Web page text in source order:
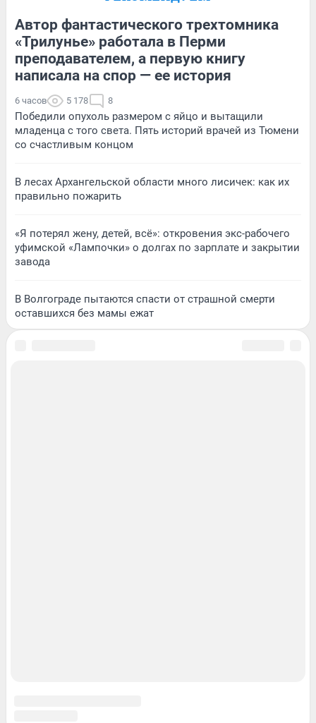
Автор фантастического трехтомника
«Трилунье» работала в Перми
преподавателем, а первую книгу
написала на спор — ее история
6 часов 5 178 8
Победили опухоль размером с яйцо и вытащили
младенца с того света. Пять историй врачей из Тюмени
со счастливым концом
В лесах Архангельской области много лисичек: как их
правильно пожарить
«Я потерял жену, детей, всё»: откровения экс-рабочего
уфимской «Лампочки» о долгах по зарплате и закрытии
завода
В Волгограде пытаются спасти от страшной смерти
оставшихся без мамы ежат